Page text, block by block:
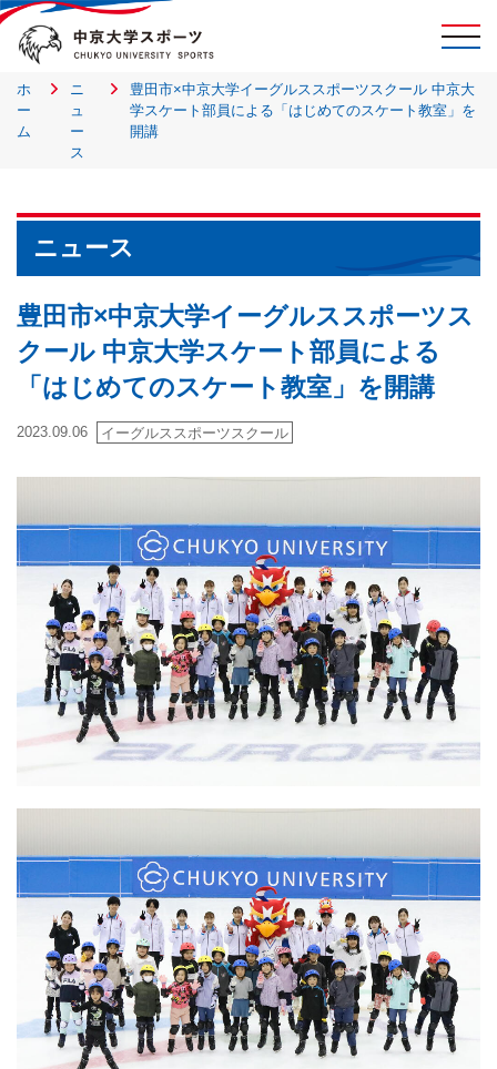
ホ
ー
ム
ニ
ュ
ー
ス
豊田市×中京大学イーグルススポーツスクール 中京大
学スケート部員による「はじめてのスケート教室」を
開講
ニュース
豊田市×中京大学イーグルススポーツス
クール 中京大学スケート部員による
「はじめてのスケート教室」を開講
2023.09.06 イーグルススポーツスクール